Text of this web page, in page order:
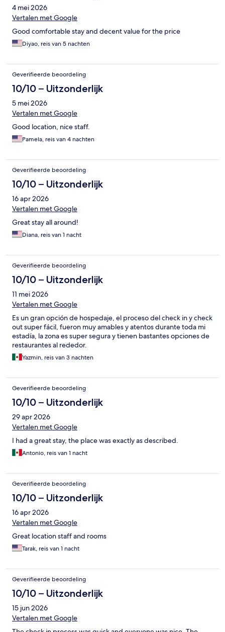
4 mei 2026
Vertalen met Google
Good comfortable stay and decent value for the price
Diyao, reis van 5 nachten
Geverifieerde beoordeling
10/10 – Uitzonderlijk
5 mei 2026
Vertalen met Google
Good location, nice staff.
Pamela, reis van 4 nachten
Geverifieerde beoordeling
10/10 – Uitzonderlijk
16 apr 2026
Vertalen met Google
Great stay all around!
Diana, reis van 1 nacht
Geverifieerde beoordeling
10/10 – Uitzonderlijk
11 mei 2026
Vertalen met Google
Es un gran opción de hospedaje, el proceso del check in y check
out super fácil, fueron muy amables y atentos durante toda mi
estadía, la zona es super segura y tienen bastantes opciones de
restaurantes al rededor.
Yazmin, reis van 3 nachten
Geverifieerde beoordeling
10/10 – Uitzonderlijk
29 apr 2026
Vertalen met Google
I had a great stay, the place was exactly as described.
Antonio, reis van 1 nacht
Geverifieerde beoordeling
10/10 – Uitzonderlijk
16 apr 2026
Vertalen met Google
Great location staff and rooms
Tarak, reis van 1 nacht
Geverifieerde beoordeling
10/10 – Uitzonderlijk
15 jun 2026
Vertalen met Google